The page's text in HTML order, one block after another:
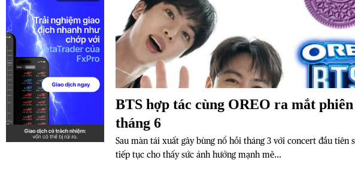
BTS hợp tác cùng OREO ra mắt
tháng 6
Sau màn tái xuất gây bùng nổ hồi tháng 3 với concert đầu tiên
tiếp tục cho thấy sức ảnh hưởng mạnh mẽ...